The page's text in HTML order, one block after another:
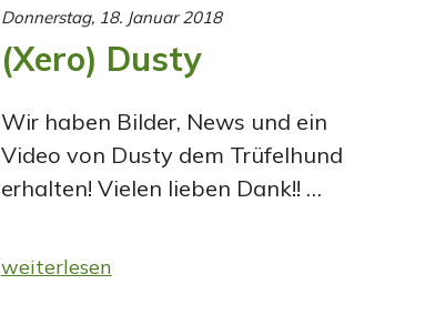
Donnerstag, 18. Januar 2018
(Xero) Dusty
Wir haben Bilder, News und ein
Video von Dusty dem Trüfelhund
erhalten! Vielen lieben Dank!! …
weiterlesen